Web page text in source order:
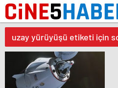
uzay yürüyüşü etiketi için